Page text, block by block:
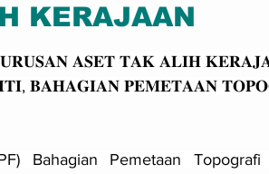
KERAJAAN
𝐀𝐒𝐄𝐓 𝐓𝐀𝐊 𝐀𝐋𝐈𝐇
𝐁𝐀𝐇𝐀𝐆𝐈𝐀𝐍 𝐏𝐄𝐌𝐄𝐓𝐀𝐀𝐍
Bahagian Pemetaan Topografi